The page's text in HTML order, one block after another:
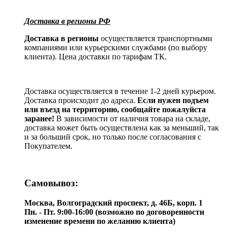
Доставка в регионы РФ
Доставка в регионы осуществляется транспортными
компаниями или курьерскими службами (по выбору
клиента). Цена доставки по тарифам ТК.
Доставка осуществляется в течение 1-2 дней курьером.
Доставка происходит до адреса. Если нужен подъем
или въезд на территорию, сообщайте пожалуйста
заранее! В зависимости от наличия товара на складе,
доставка может быть осуществлена как за меньший, так
и за больший срок, но только после согласования с
Покупателем.
Самовывоз:
Москва, Волгоградский проспект, д. 46Б, корп. 1
Пн. - Пт. 9:00-16:00 (возможно по договоренности
изменение времени по желанию клиента)